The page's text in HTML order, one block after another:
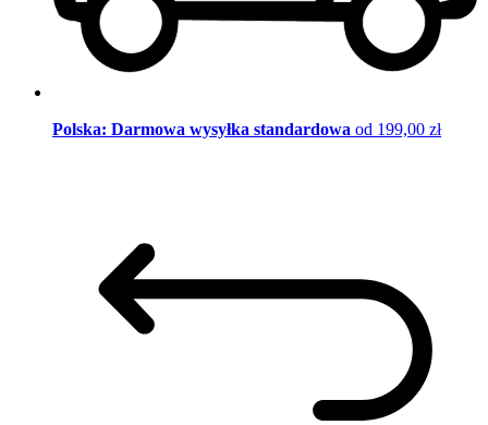
Polska: Darmowa wysyłka standardowa od 199,00 zł